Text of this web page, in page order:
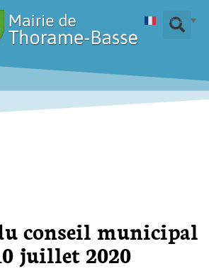
conseil municipal
juillet 2020
Français ▼